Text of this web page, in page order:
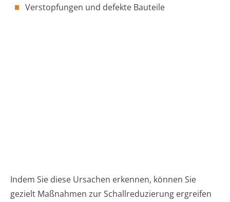
Verstopfungen und defekte Bauteile
Indem Sie diese Ursachen erkennen, können Sie
gezielt Maßnahmen zur Schallreduzierung ergreifen